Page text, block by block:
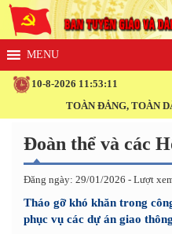
10-8-2026 11:53:12
TOÀN ĐẢNG, TOÀN DÂN,
Đoàn thể và các
Đăng ngày: 29/01/2026 - Lượt
Tháo gỡ khó khăn trong
phục vụ các dự án giao thông